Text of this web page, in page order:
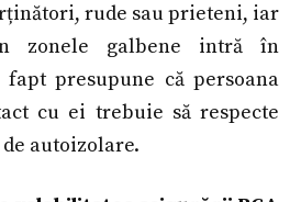
rude sau prieteni, iar
zonele galbene intră în
fapt presupune că persoana
cu ei trebuie să respecte
autoizolare.